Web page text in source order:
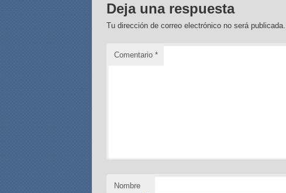
Deja una respuesta
Tu dirección de correo electrónico no será publicada.
Comentario*
Nombre